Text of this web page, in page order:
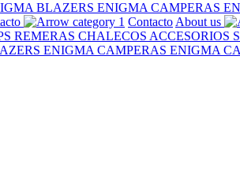
BLAZERS ENIGMA CAMPERAS
Contacto About us
REMERAS CHALECOS ACCESORIOS
ENIGMA CAMPERAS ENIGMA